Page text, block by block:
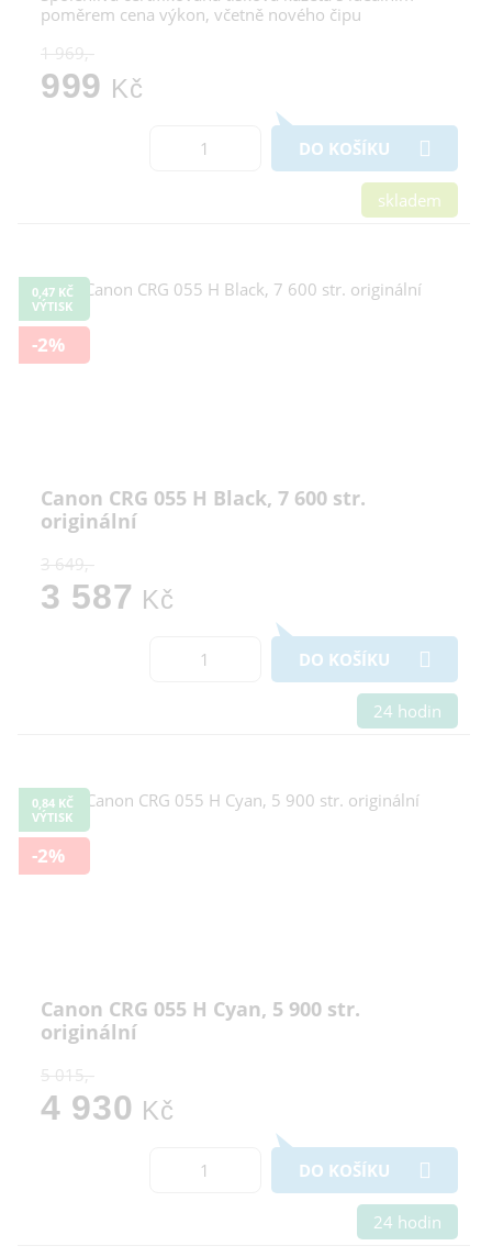
poměrem cena výkon, včetně nového čipu
1 969,-
999 Kč
DO KOŠÍKU
skladem
0,47 KČ
VÝTISK
-2%
Canon CRG 055 H Black, 7 600 str.
originální
3 649,-
3 587 Kč
DO KOŠÍKU
24 hodin
0,84 KČ
VÝTISK
-2%
Canon CRG 055 H Cyan, 5 900 str.
originální
5 015,-
4 930 Kč
DO KOŠÍKU
24 hodin